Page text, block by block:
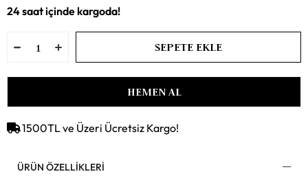
1500TL ve Üzeri Ücretsiz Kargo!
ÜRÜN ÖZELLIKLERI